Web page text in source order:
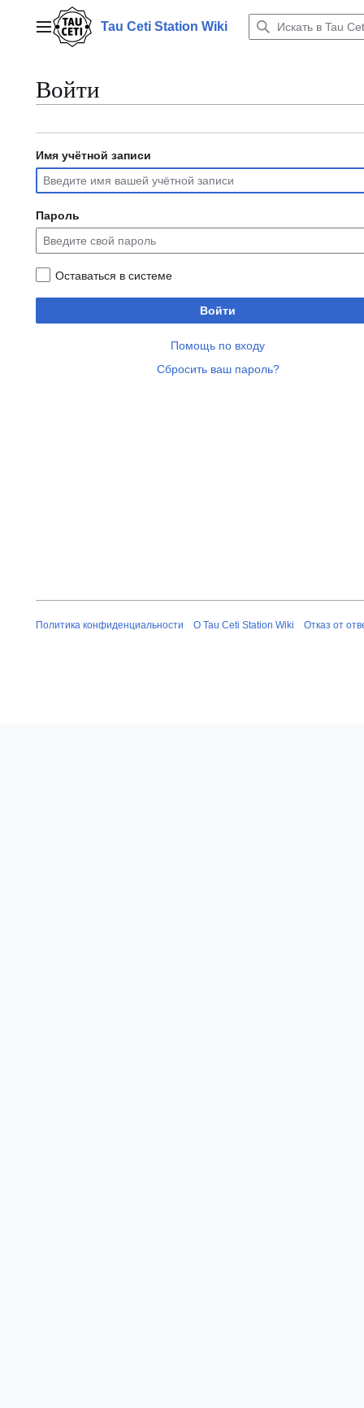
содержаниюГлавное менюTau Ceti Station Wiki
Войти
Имя учётной записи
Пароль
Оставаться в системе
Войти
Помощь по входу
Сбросить ваш пароль?
Политика конфиденциальности О Tau Ceti Station Wiki Отказ от